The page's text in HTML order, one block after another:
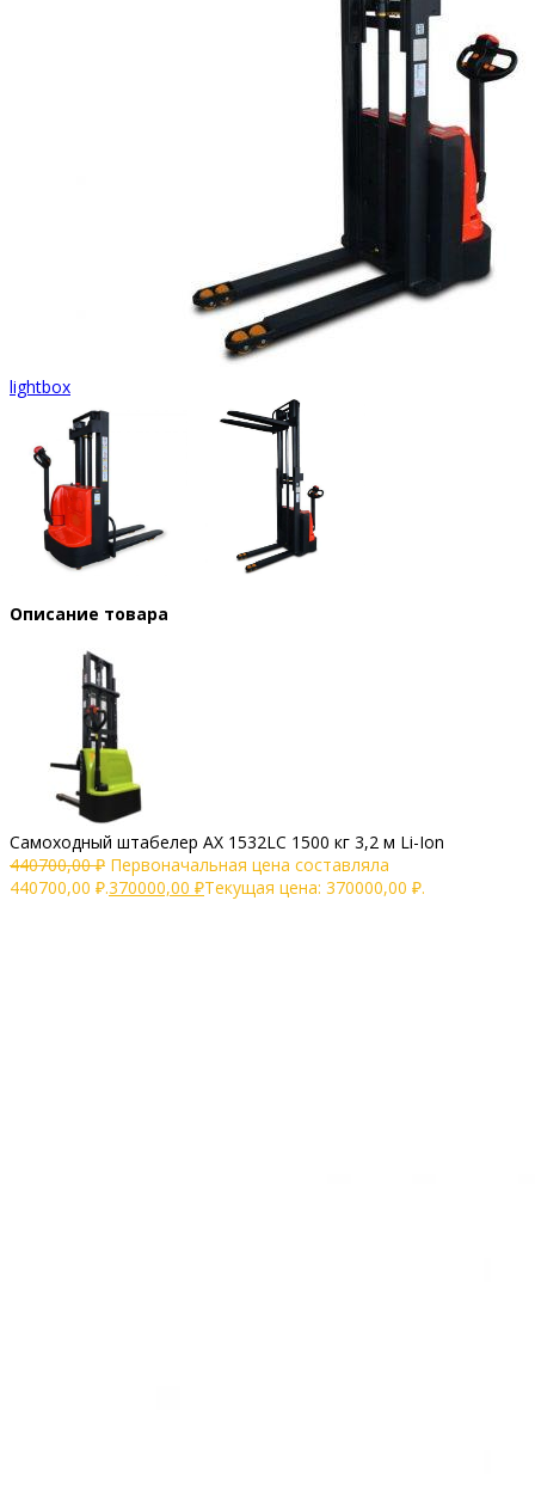
lightbox
Описание товара
Самоходный штабелер AX 1532LC 1500 кг 3,2 м Li-Ion
440700,00₽ Первоначальная цена составляла
440700,00 ₽.370000,00 ₽Текущая цена: 370000,00 ₽.